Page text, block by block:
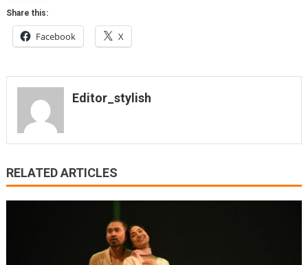
Share this:
Facebook X
Editor_stylish
RELATED ARTICLES